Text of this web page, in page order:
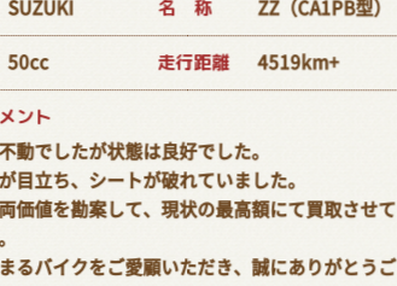
SUZUKI 名 称 ZZ（CA1PB型）
50cc 走行距離 4519km+
ント
動でしたが状態は良好でした。
目立ち、シートが破れていました。
価値を勘案して、現状の最高額にて買取させて
るバイクをご愛顧いただき、誠にありがとうご